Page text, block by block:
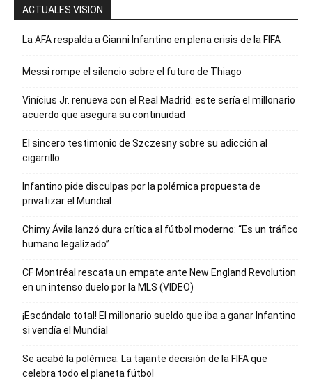
ACTUALES VISION
La AFA respalda a Gianni Infantino en plena crisis de la FIFA
Messi rompe el silencio sobre el futuro de Thiago
Vinícius Jr. renueva con el Real Madrid: este sería el millonario
acuerdo que asegura su continuidad
El sincero testimonio de Szczesny sobre su adicción al
cigarrillo
Infantino pide disculpas por la polémica propuesta de
privatizar el Mundial
Chimy Ávila lanzó dura crítica al fútbol moderno: “Es un tráfico
humano legalizado”
CF Montréal rescata un empate ante New England Revolution
en un intenso duelo por la MLS (VIDEO)
¡Escándalo total! El millonario sueldo que iba a ganar Infantino
si vendía el Mundial
Se acabó la polémica: La tajante decisión de la FIFA que
celebra todo el planeta fútbol